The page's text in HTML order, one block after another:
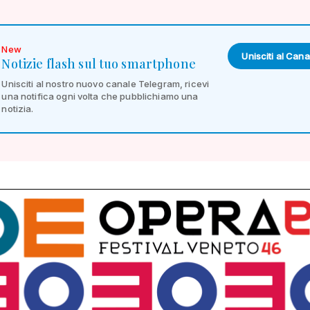
New
Notizie flash sul tuo smartphone
Unisciti al nostro nuovo canale Telegram, ricevi
una notifica ogni volta che pubblichiamo una
notizia.
Unisciti al